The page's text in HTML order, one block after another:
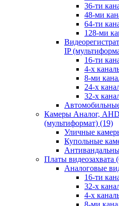
36-ти
48-ми
64-ти
128-ми
IP
16-ти
4-х
8-ми
24-х
32-х
Камеры Аналог,
(мультиформат) (19)
Уличные
Купольные
Платы видеозахвата
Аналоговые
16-ти
32-х
4-х
8-ми